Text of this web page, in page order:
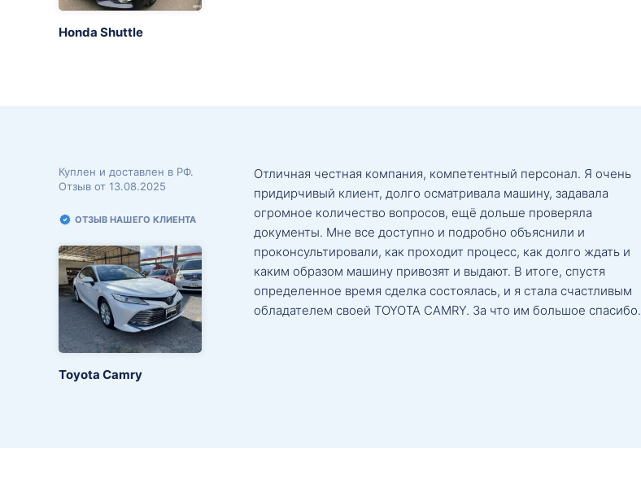
Honda Shuttle
Куплен и доставлен в РФ.
Отзыв от 13.08.2025
ОТЗЫВ НАШЕГО КЛИЕНТА
Toyota Camry
Отличная честная компания, компетентный персонал. Я очень
придирчивый клиент, долго осматривала машину, задавала
огромное количество вопросов, ещё дольше проверяла
документы. Мне все доступно и подробно объяснили и
проконсультировали, как проходит процесс, как долго ждать и
каким образом машину привозят и выдают. В итоге, спустя
определенное время сделка состоялась, и я стала счастливым
обладателем своей TOYOTA CAMRY. За что им большое спасибо.